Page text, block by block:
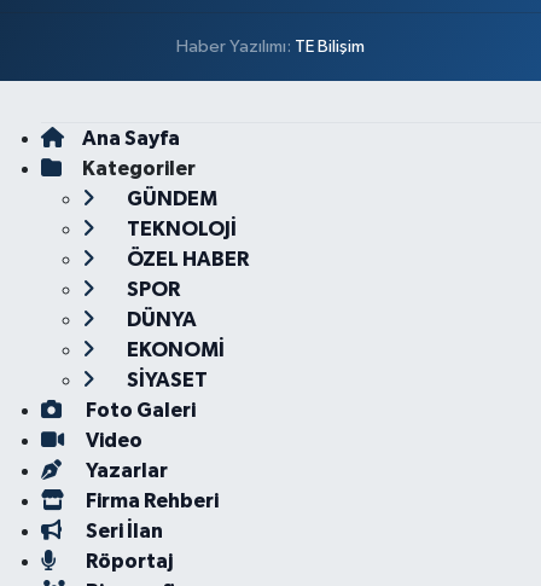
Haber Yazılımı: TE Bilişim
Ana Sayfa
Kategoriler
GÜNDEM
TEKNOLOJİ
ÖZEL HABER
SPOR
DÜNYA
EKONOMİ
SİYASET
Foto Galeri
Video
Yazarlar
Firma Rehberi
Seri İlan
Röportaj